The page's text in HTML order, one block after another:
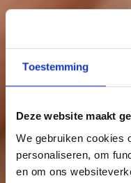
Toestemming
Deze website maakt
We gebruiken cookies
personaliseren, om
en om ons